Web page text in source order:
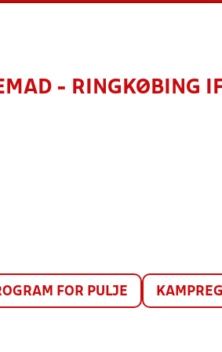
- RINGKØBING
FOR PULJE